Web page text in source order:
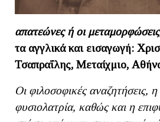
απατεώνες ή οι μεταμορφώσεις
τα αγγλικά και εισαγωγή:
Τσαπραΐλης, Μεταίχμιο,
Οι φιλοσοφικές αναζητήσεις,
φυσιολατρία, καθώς και η